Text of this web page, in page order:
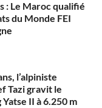
: Le Maroc qualifié
du Monde FEI
l’alpiniste
Tazi gravit le
II à 6.250 m